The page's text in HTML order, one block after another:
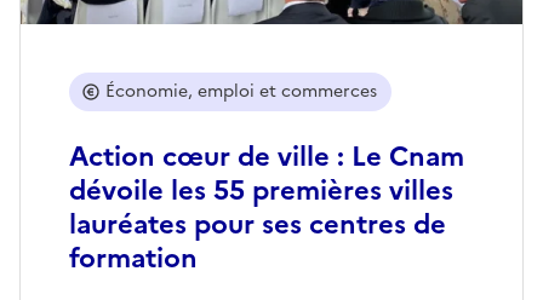
Action cœur de ville : Le Cnam
dévoile les 55 premières villes
lauréates pour ses centres de
formation
Économie, emploi et commerces